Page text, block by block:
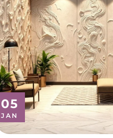
05
JAN